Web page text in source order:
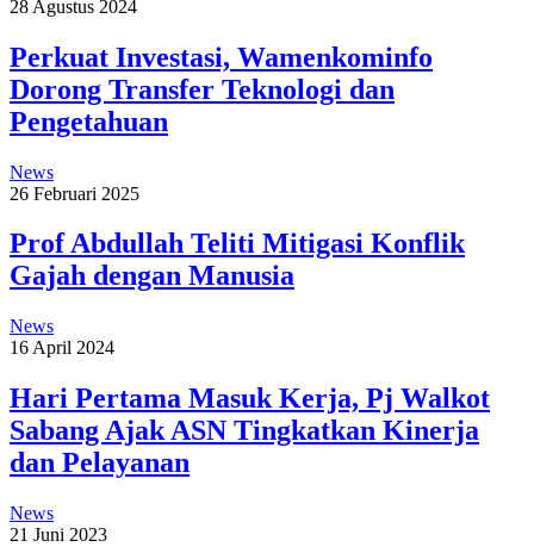
28 Agustus 2024
Perkuat Investasi, Wamenkominfo
Dorong Transfer Teknologi dan
Pengetahuan
News
26 Februari 2025
Prof Abdullah Teliti Mitigasi Konflik
Gajah dengan Manusia
News
16 April 2024
Hari Pertama Masuk Kerja, Pj Walkot
Sabang Ajak ASN Tingkatkan Kinerja
dan Pelayanan
News
21 Juni 2023